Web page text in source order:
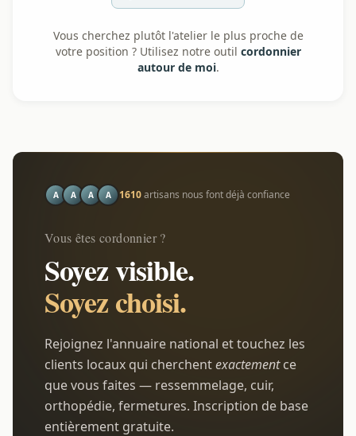
Vous cherchez plutôt l'atelier le plus proche de
votre position ? Utilisez notre outil cordonnier
autour de moi.
A A A A 1610artisans nous font déjà confiance
Vous êtes cordonnier ?
Soyez visible.
Soyez choisi.
Rejoignez l'annuaire national et touchez les
clients locaux qui cherchentexactementce
que vous faites — ressemmelage, cuir,
orthopédie, fermetures. Inscription de base
entièrement gratuite.